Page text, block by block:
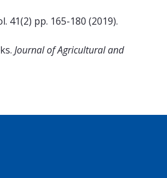
41(2) pp. 165-180 (2019).
Journal of Agricultural and